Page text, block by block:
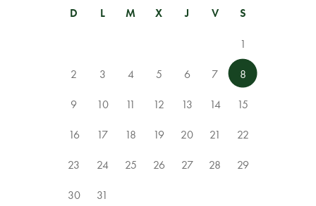
D
L M X J V S
1
2 3 4 5 6 7 8
9 10 11 12 13 14 15
16 17 18 19 20 21 22
23 24 25 26 27 28 29
30 31